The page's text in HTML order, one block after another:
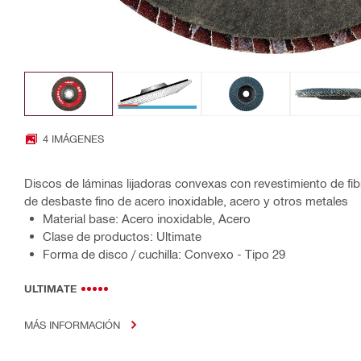
4 IMÁGENES
Discos de láminas lijadoras convexas con revestimiento de
de desbaste fino de acero inoxidable, acero y otros metales
Material base: Acero inoxidable, Acero
Clase de productos: Ultimate
Forma de disco / cuchilla: Convexo - Tipo 29
ULTIMATE
MÁS INFORMACIÓN